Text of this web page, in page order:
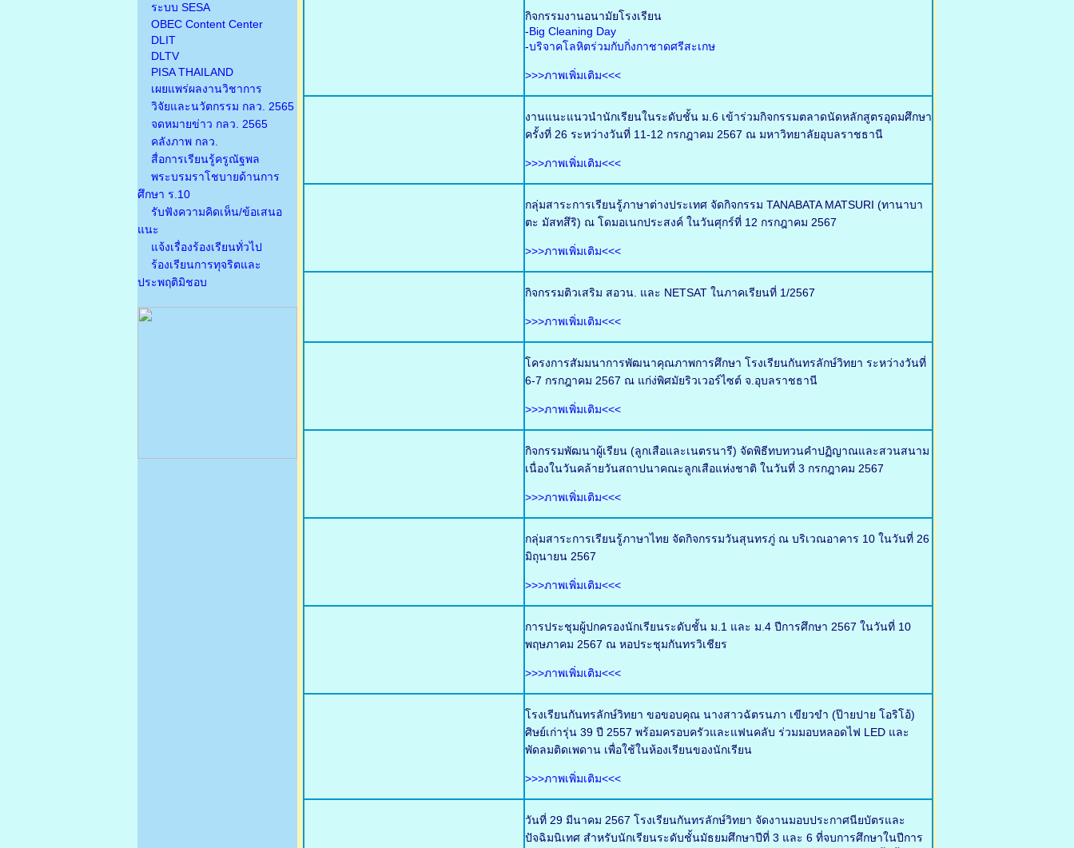
ระบบ SESA
OBEC Content Center
DLIT
DLTV
PISA THAILAND
เผยแพร่ผลงานวิชาการ
วิจัยและนวัตกรรม กลว. 2565
จดหมายข่าว กลว. 2565
คลังภาพ กลว.
สื่อการเรียนรู้ครูณัฐพล
พระบรมราโชบายด้านการ
ศึกษา ร.10
รับฟังความคิดเห็น/ข้อเสนอ
แนะ
แจ้งเรื่องร้องเรียนทั่วไป
ร้องเรียนการทุจริตและ
ประพฤติมิชอบ
กิจกรรมงานอนามัยโรงเรียน
-Big Cleaning Day
-บริจาคโลหิตร่วมกับกิ่งกาชาดศรีสะเกษ
>>>ภาพเพิ่มเติม<<<
งานแนะแนวนำนักเรียนในระดับชั้น ม.6 เข้าร่วมกิจกรรมตลาดนัดหลักสูตรอุดมศึกษา
ครั้งที่ 26 ระหว่างวันที่ 11-12 กรกฎาคม 2567 ณ มหาวิทยาลัยอุบลราชธานี
>>>ภาพเพิ่มเติม<<<
กลุ่มสาระการเรียนรู้ภาษาต่างประเทศ จัดกิจกรรม TANABATA MATSURI (ทานาบา
ตะ มัสทสึริ) ณ โดมอเนกประสงค์ ในวันศุกร์ที่ 12 กรกฎาคม 2567
>>>ภาพเพิ่มเติม<<<
กิจกรรมติวเสริม สอวน. และ NETSAT ในภาคเรียนที่ 1/2567
>>>ภาพเพิ่มเติม<<<
โครงการสัมมนาการพัฒนาคุณภาพการศึกษา โรงเรียนกันทรลักษ์วิทยา ระหว่างวันที่
6-7 กรกฎาคม 2567 ณ แก่ง่พิศมัยริวเวอร์ไซต์ จ.อุบลราชธานี
>>>ภาพเพิ่มเติม<<<
กิจกรรมพัฒนาผู้เรียน (ลูกเสือและเนตรนารี) จัดพิธีทบทวนคำปฏิญาณและสวนสนาม
เนื่องในวันคล้ายวันสถาปนาคณะลูกเสือแห่งชาติ ในวันที่ 3 กรกฎาคม 2567
>>>ภาพเพิ่มเติม<<<
กลุ่มสาระการเรียนรู้ภาษาไทย จัดกิจกรรมวันสุนทรภู่ ณ บริเวณอาคาร 10 ในวันที่ 26
มิถุนายน 2567
>>>ภาพเพิ่มเติม<<<
การประชุมผู้ปกครองนักเรียนระดับชั้น ม.1 และ ม.4 ปีการศึกษา 2567 ในวันที่ 10
พฤษภาคม 2567 ณ หอประชุมกันทรวิเชียร
>>>ภาพเพิ่มเติม<<<
โรงเรียนกันทรลักษ์วิทยา ขอขอบคุณ นางสาวฉัตรนภา เขียวขำ (ป๊ายปาย โอริโอ้)
ศิษย์เก่ารุ่น 39 ปี 2557 พร้อมครอบครัวและแฟนคลับ ร่วมมอบหลอดไฟ LED และ
พัดลมติดเพดาน เพื่อใช้ในห้องเรียนของนักเรียน
>>>ภาพเพิ่มเติม<<<
วันที่ 29 มีนาคม 2567 โรงเรียนกันทรลักษ์วิทยา จัดงานมอบประกาศนียบัตรและ
ปัจฉิมนิเทศ สำหรับนักเรียนระดับชั้นมัธยมศึกษาปีที่ 3 และ 6 ที่จบการศึกษาในปีการ